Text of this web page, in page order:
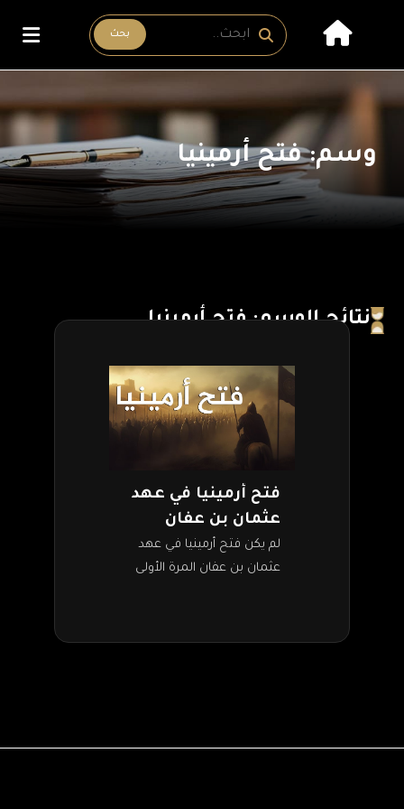
بحث
وسم: فتح أرمينيا
نتائج الوسم: فتح أرمينيا
فتح أرمينيا في عهد
عثمان بن عفان
لم يكن فتح أرمينيا في عهد
عثمان بن عفان المرة الأولى